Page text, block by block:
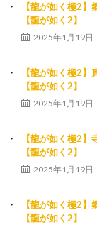
【龍が如く極2
【龍が如く2】
2025年1月19日
【龍が如く極2
【龍が如く2】
2025年1月19日
【龍が如く極2
【龍が如く2】
2025年1月19日
【龍が如く極2
【龍が如く2】